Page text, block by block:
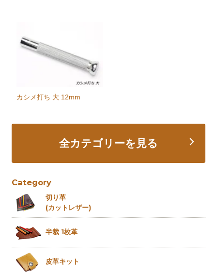
カシメ打ち 大 12mm
全カテゴリーを見る
Category
切り革
(カットレザー)
半裁 1枚革
皮革キット